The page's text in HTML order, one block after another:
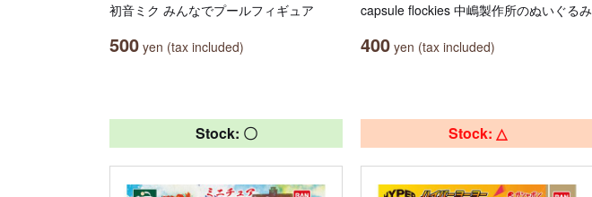
初音ミク みんなでプールフィギュア
500 yen (tax included)
capsule flockies 中嶋製作所のぬいぐるみ
400 yen (tax included)
Stock: 〇 Stock: △